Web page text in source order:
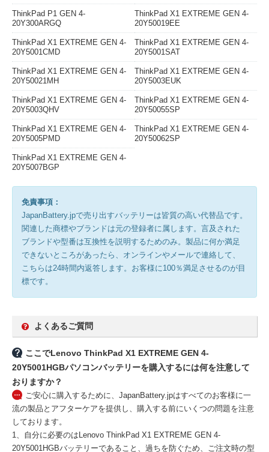
ThinkPad P1 GEN 4-
20Y300ARGQ
ThinkPad X1 EXTREME GEN 4-
20Y50019EE
ThinkPad X1 EXTREME GEN 4-
20Y5001CMD
ThinkPad X1 EXTREME GEN 4-
20Y5001SAT
ThinkPad X1 EXTREME GEN 4-
20Y50021MH
ThinkPad X1 EXTREME GEN 4-
20Y5003EUK
ThinkPad X1 EXTREME GEN 4-
20Y5003QHV
ThinkPad X1 EXTREME GEN 4-
20Y50055SP
ThinkPad X1 EXTREME GEN 4-
20Y5005PMD
ThinkPad X1 EXTREME GEN 4-
20Y50062SP
ThinkPad X1 EXTREME GEN 4-
20Y5007BGP
免責事項：
JapanBattery.jpで売り出すバッテリーは皆質の高い代替品です。
関連した商標やブランドは元の登録者に属します。言及された
ブランドや型番は互換性を説明するためのみ。製品に何か満足
できないところがあったら、オンラインやメールで連絡して、
こちらは24時間内返答します。お客様に100％満足させるのが目
標です。
よくあるご質問
ここでLenovo ThinkPad X1 EXTREME GEN 4-
20Y5001HGBパソコンバッテリーを購入するには何を注意して
おりますか？
ご安心に購入するために、JapanBattery.jpはすべてのお客様に一
流の製品とアフターケアを提供し、購入する前にいくつの問題を注意
しております。
1、自分に必要のはLenovo ThinkPad X1 EXTREME GEN 4-
20Y5001HGBバッテリーであること、過ちを防ぐため、ご注文時の型